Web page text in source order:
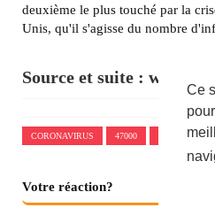
deuxième le plus touché par la
Unis, qu'il s'agisse du nombre
Source et suite :
CORONAVIRUS 47000 NOUVEAUX
Votre réaction?
Ce